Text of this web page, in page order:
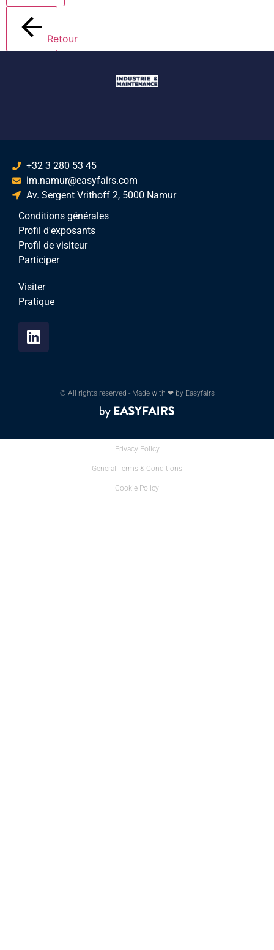
Retour
+32 3 280 53 45
im.namur@easyfairs.com
Av. Sergent Vrithoff 2, 5000 Namur
Conditions générales
Profil d'exposants
Profil de visiteur
Participer
Visiter
Pratique
© All rights reserved - Made with ❤ by Easyfairs
Privacy Policy
General Terms & Conditions
Cookie Policy